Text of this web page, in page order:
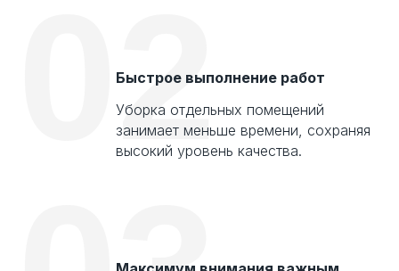
Быстрое выполнение работ
Уборка отдельных помещений
занимает меньше времени, сохраняя
высокий уровень качества.
02